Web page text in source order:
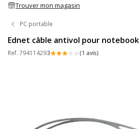
Trouver mon magasin
PC portable
Ednet câble antivol pour notebook
Ref. 794114293 (1 avis)